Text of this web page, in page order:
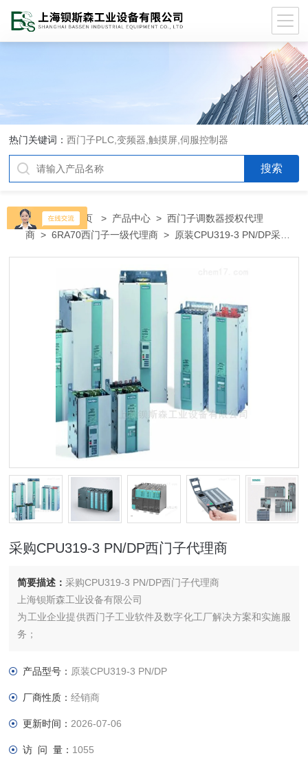
热门关键词：西门子PLC,变频器,触摸屏,伺服控制器
当前位置：首页 > 产品中心 >西门子调数器授权代理
商 >6RA70西门子一级代理商 > 原装CPU319-3 PN/DP采购
采购CPU319-3 PN/DP西门子代理商
简要描述： 采购CPU319-3 PN/DP西门子代理商
上海钡斯森工业设备有限公司
为工业企业提供西门子工业软件及数字化工厂解决方案和实施服
务；
低压元器件、智能仪表等电气控制、传动 产品及高、中、低压、
产品型号： 原装CPU319-3 PN/DP
厂商性质：经销商
更新时间： 2026-07-06
访 问 量： 1055